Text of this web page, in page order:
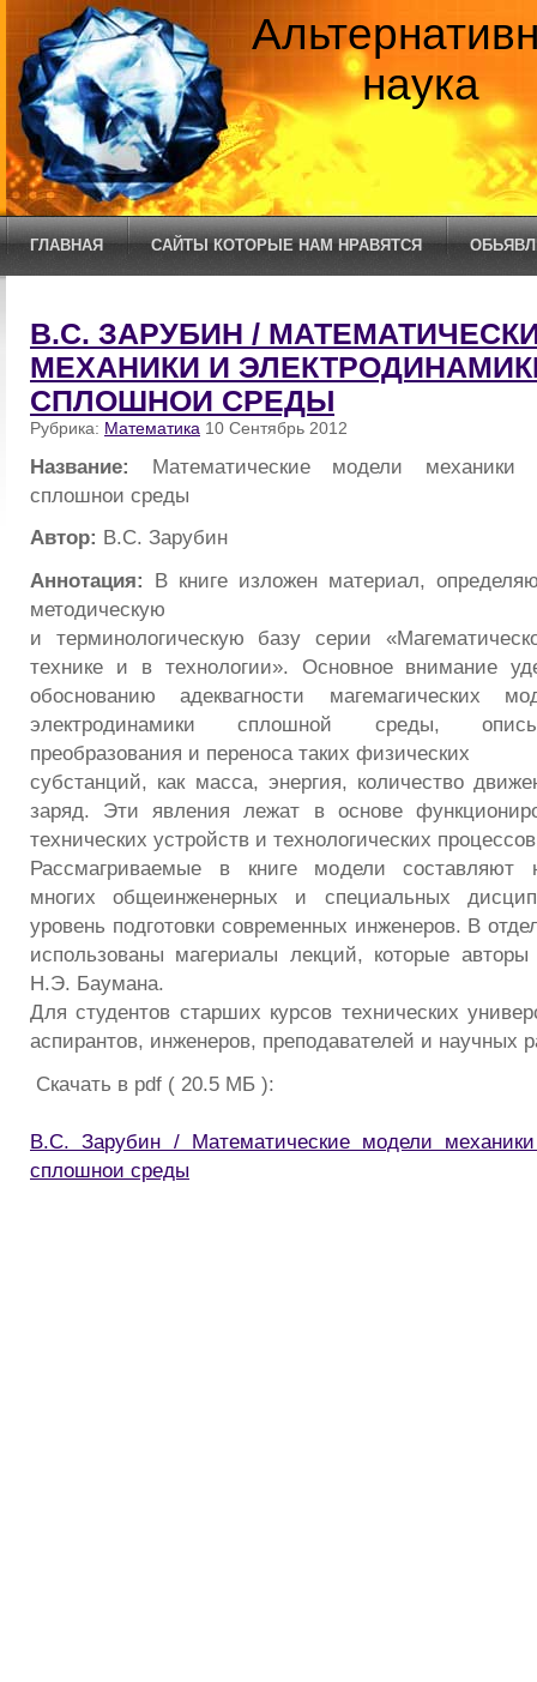
наука
ГЛАВНАЯ САЙТЫ КОТОРЫЕ НАМ НРАВЯТСЯ
В.С. ЗАРУБИН /
МЕХАНИКИ И
СПЛОШНОИ СРЕДЫ
Рубрика: Математика 10 Сентябрь 2012
Название: Математические модели механики
сплошнои среды
Автор: В.С. Зарубин
Аннотация: В книге изложен материал,
методическую
и терминологическую базу серии
технике и в технологии». Основное внимание
обоснованию адеквагности магемагических
электродинамики сплошной среды,
преобразования и переноса таких физических
субстанций, как масса, энергия, количество
заряд. Эти явления лежат в основе
технических устройств и технологических
Рассмагриваемые в книге модели составляют
многих общеинженерных и специальных
уровень подготовки современных инженеров. В
использованы магериалы лекций, которые
Н.Э. Баумана.
Для студентов старших курсов технических
аспирантов, инженеров, преподавателей и научных
Скачать в pdf ( 20.5 МБ ):
В.С. Зарубин / Математические модели
сплошнои среды